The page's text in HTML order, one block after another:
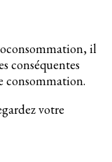
il
conséquentes
consommation.
votre